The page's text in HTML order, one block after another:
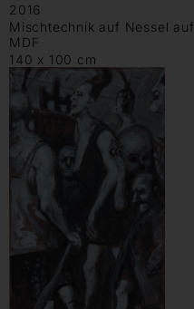
2016
Mischtechnik auf Nessel auf
MDF
140 x 100 cm